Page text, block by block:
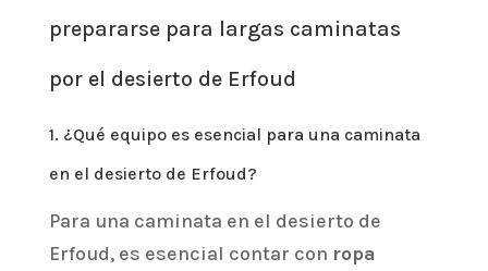
prepararse para largas caminatas
por el desierto de Erfoud
1. ¿Qué equipo es esencial para una caminata
en el desierto de Erfoud?
Para una caminata en el desierto de
Erfoud, es esencial contar con ropa